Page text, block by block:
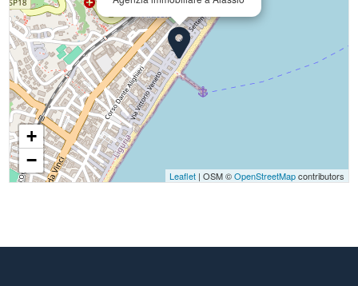
+
−
Leaflet| OSM ©OpenStreetMapcontributors